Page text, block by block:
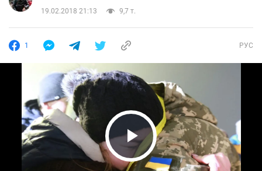
19.02.2018 21:13 9,7 т.
1 РУС
Play Video